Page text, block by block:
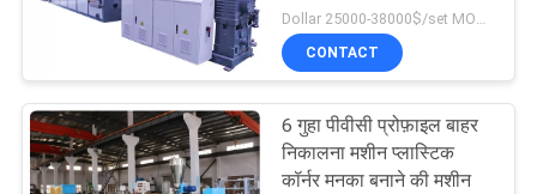
करें
साइटमैप
प्लास्टिक वॉशिंग
रीसाइक्लिंग मशीन
5
Dollar 25000-38000$/set MOQ:एक सेट
CONTACT
6 गुहा पीवीसी प्रोफ़ाइल बाहर
निकालना मशीन प्लास्टिक
कॉर्नर मनका बनाने की मशीन